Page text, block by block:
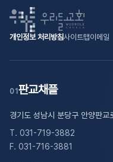
개인정보 처리방침사이트맵이메일
01 판교채플
경기도 성남시 분당구 안양판교
T. 031-719-3882
F. 031-716-3881